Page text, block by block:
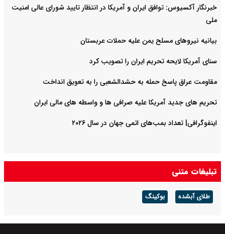
خبرنگار آکسیوس: توافق ایران و آمریکا در انتظار تایید شورای عالی امنیت
ملی
بیانیه نیروهای مسلح یمن علیه حملات عربستان
سنای آمریکا لایحه تحریم ایران را تصویب کرد
مقاومت عراق پاسخ حمله به حشدالشعبی را به تعویق انداخت
تحریم های جدید آمریکا علیه صرافی ها و واسطه های مالی ایران
اینفوگرافی| تعداد بمب‌های اتمی جهان در سال ۲۰۲۶
تبلیغات متنی
طلای آبشده بوکینگ